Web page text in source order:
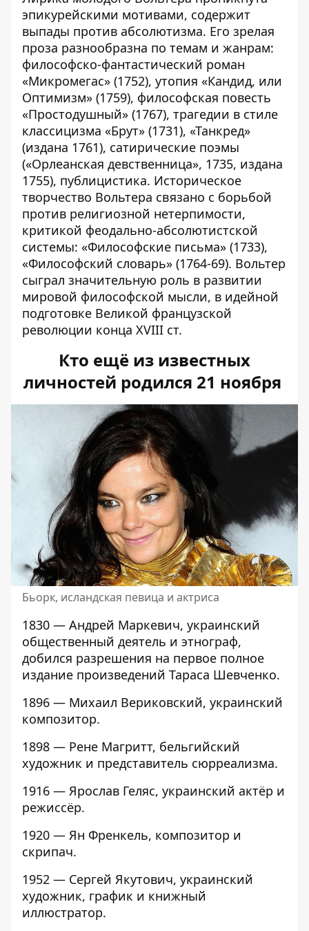
эпикурейскими мотивами, содержит
выпады против абсолютизма. Его зрелая
проза разнообразна по темам и жанрам:
философско-фантастический роман
«Микромегас» (1752), утопия «Кандид, или
Оптимизм» (1759), философская повесть
«Простодушный» (1767), трагедии в стиле
классицизма «Брут» (1731), «Танкред»
(издана 1761), сатирические поэмы
(«Орлеанская девственница», 1735, издана
1755), публицистика. Историческое
творчество Вольтера связано с борьбой
против религиозной нетерпимости,
критикой феодально-абсолютистской
системы: «Философские письма» (1733),
«Философский словарь» (1764-69). Вольтер
сыграл значительную роль в развитии
мировой философской мысли, в идейной
подготовке Великой французской
революции конца XVIII ст.
Кто ещё из известных
личностей родился 21 ноября
Бьорк, исландская певица и актриса
1830 — Андрей Маркевич, украинский
общественный деятель и этнограф,
добился разрешения на первое полное
издание произведений Тараса Шевченко.
1896 — Михаил Вериковский, украинский
композитор.
1898 — Рене Магритт, бельгийский
художник и представитель сюрреализма.
1916 — Ярослав Геляс, украинский актёр и
режиссёр.
1920 — Ян Френкель, композитор и
скрипач.
1952 — Сергей Якутович, украинский
художник, график и книжный
иллюстратор.